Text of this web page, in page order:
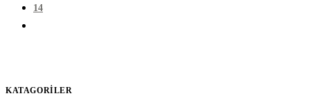
14
KATAGORİLER